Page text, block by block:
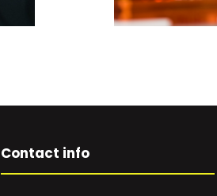
Contact info